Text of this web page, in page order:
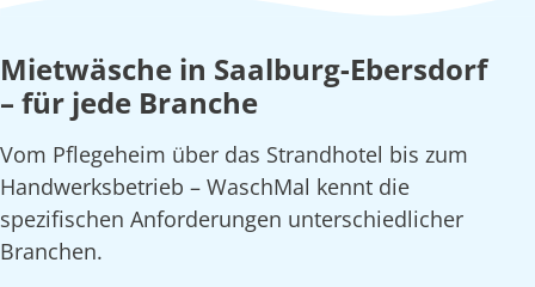
Mietwäsche in Saalburg-Ebersdorf
– für jede Branche
Vom Pflegeheim über das Strandhotel bis zum
Handwerksbetrieb – WaschMal kennt die
spezifischen Anforderungen unterschiedlicher
Branchen.